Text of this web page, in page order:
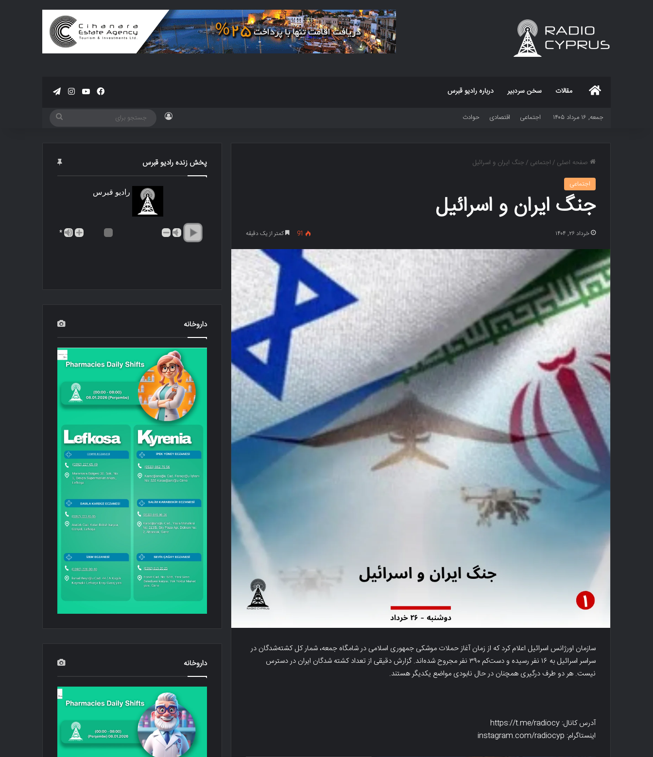
مقالات سخن سردبیر درباره رادیو قبرس فیسبوکیوتیوباینستاگرام
جمعه, ۱۶ مرداد ۱۴۰۵ اجتماعی اقتصادی حوادث
صفحه اصلی /اجتماعی /جنگ ایران و اسرائیل
اجتماعی
جنگ ایران و اسرائیل
خرداد ۲۶, ۱۴۰۴ 91 کمتر از یک دقیقه
سازمان اورژانس اسرائیل اعلام کرد که از زمان آغاز حملات موشکی جمهوری اسلامی در شامگاه جمعه، شمار کل کشته‌شدگان در
سراسر اسرائیل به ۱۶ نفر رسیده و دست‌کم ۳۹۰ نفر مجروح شده‌اند. گزارش دقیقی از تعداد کشته شدگان ایران در دسترس
نیست. هر دو طرف درگیری همچنان در حال نابودی مواضع یکدیگر هستند.
آدرس کانال: https://t.me/radiocy
اینستاگرام: instagram.com/radiocyp
پخش زنده رادیو قبرس
رادیو قبرس
*
داروخانه
داروخانه